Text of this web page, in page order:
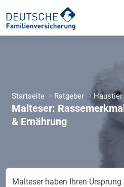
Mo - Fr 09:00 -
Startseite Ratgeber Haustier
Malteser:
& Ernährung
Malteser haben Ihren